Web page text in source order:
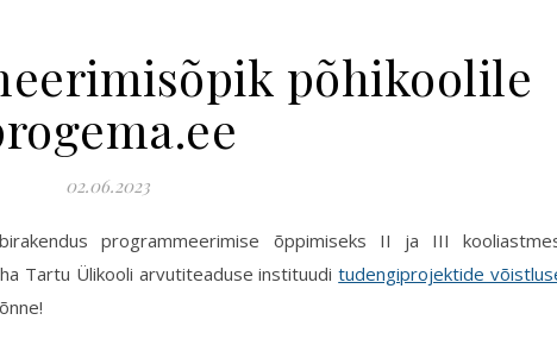
põhikoolile
02.06.2023
programmeerimise õppimiseks II ja III
Tartu Ülikooli arvutiteaduse instituuditudengiprojektide